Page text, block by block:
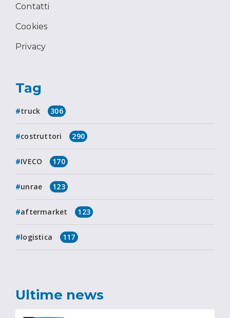
Contatti
Cookies
Privacy
Tag
truck 306
costruttori 290
IVECO 170
unrae 123
aftermarket 123
logistica 117
Ultime news